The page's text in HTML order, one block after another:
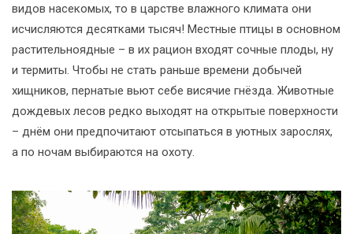
видов насекомых, то в царстве влажного климата они
исчисляются десятками тысяч! Местные птицы в основном
растительноядные – в их рацион входят сочные плоды, ну
и термиты. Чтобы не стать раньше времени добычей
хищников, пернатые вьют себе висячие гнёзда. Животные
дождевых лесов редко выходят на открытые поверхности
– днём они предпочитают отсыпаться в уютных зарослях,
а по ночам выбираются на охоту.